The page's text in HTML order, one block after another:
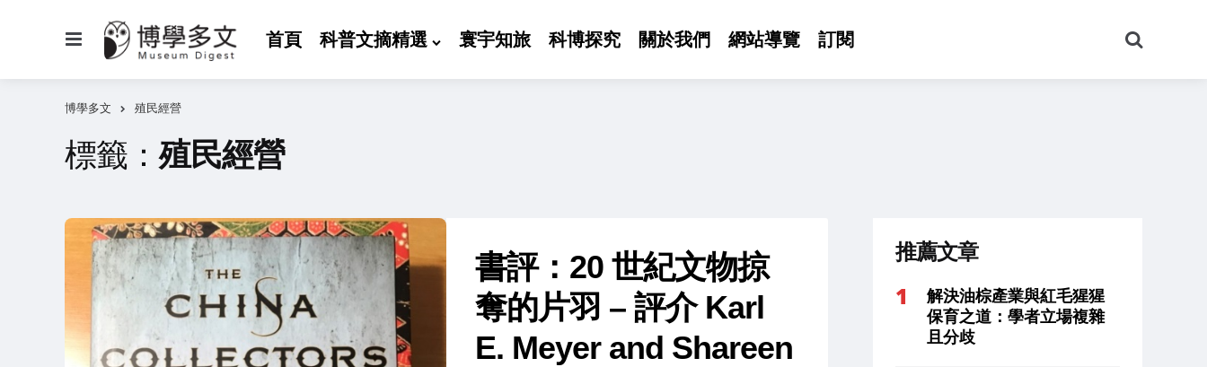
首頁 科普文摘精選 寰宇知旅 科博探究 關於我們 網站導覽 訂閱
尋
博學多文 殖民經營
標籤：殖民經營
書評：20 世紀文物掠
奪的片羽 – 評介 Karl
E. Meyer and Shareen
推薦文章
解決油棕產業與紅毛猩猩
保育之道：學者立場複雜
且分歧